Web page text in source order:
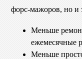
форс-мажоров, но и
Меньше
ежемесячные
Меньше